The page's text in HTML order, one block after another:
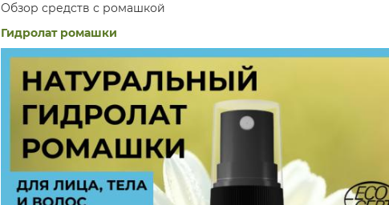
Обзор средств с ромашкой
Гидролат ромашки